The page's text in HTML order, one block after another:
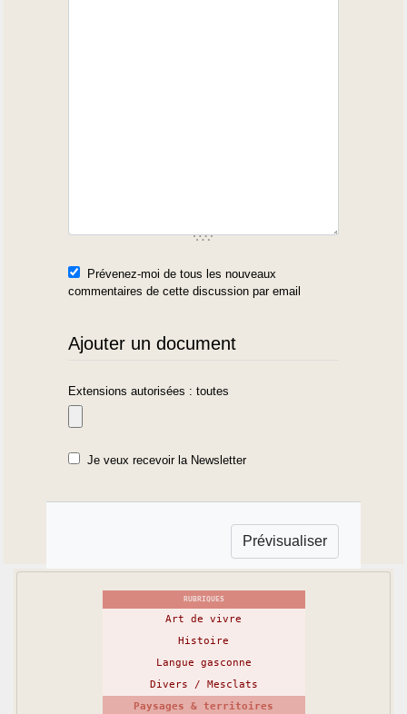
Prévenez-moi de tous les nouveaux
commentaires de cette discussion par email
Ajouter un document
Extensions autorisées : toutes
Je veux recevoir la Newsletter
RUBRIQUES
Art de vivre
Histoire
Langue gasconne
Divers / Mesclats
Paysages & territoires